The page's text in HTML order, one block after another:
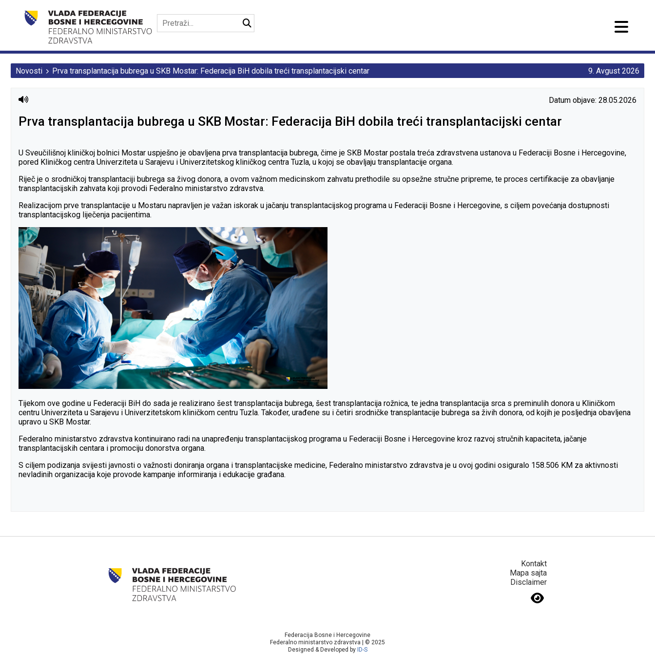
Novosti Prva transplantacija bubrega u SKB Mostar: Federacija BiH dobila treći transplantacijski centar 9. Avgust 2026
Datum objave: 28.05.2026
Prva transplantacija bubrega u SKB Mostar: Federacija BiH dobila treći transplantacijski centar
U Sveučilišnoj kliničkoj bolnici Mostar uspješno je obavljena prva transplantacija bubrega, čime je SKB Mostar postala treća zdravstvena ustanova u Federaciji Bosne i Hercegovine,
pored Kliničkog centra Univerziteta u Sarajevu i Univerzitetskog kliničkog centra Tuzla, u kojoj se obavljaju transplantacije organa.
Riječ je o srodničkoj transplantaciji bubrega sa živog donora, a ovom važnom medicinskom zahvatu prethodile su opsežne stručne pripreme, te proces certifikacije za obavljanje
transplantacijskih zahvata koji provodi Federalno ministarstvo zdravstva.
Realizacijom prve transplantacije u Mostaru napravljen je važan iskorak u jačanju transplantacijskog programa u Federaciji Bosne i Hercegovine, s ciljem povećanja dostupnosti
transplantacijskog liječenja pacijentima.
Tijekom ove godine u Federaciji BiH do sada je realizirano šest transplantacija bubrega, šest transplantacija rožnica, te jedna transplantacija srca s preminulih donora u Kliničkom
centru Univerziteta u Sarajevu i Univerzitetskom kliničkom centru Tuzla. Također, urađene su i četiri srodničke transplantacije bubrega sa živih donora, od kojih je posljednja obavljena
upravo u SKB Mostar.
Federalno ministarstvo zdravstva kontinuirano radi na unapređenju transplantacijskog programa u Federaciji Bosne i Hercegovine kroz razvoj stručnih kapaciteta, jačanje
transplantacijskih centara i promociju donorstva organa.
S ciljem podizanja svijesti javnosti o važnosti doniranja organa i transplantacijske medicine, Federalno ministarstvo zdravstva je u ovoj godini osiguralo 158.506 KM za aktivnosti
nevladinih organizacija koje provode kampanje informiranja i edukacije građana.
Kontakt
Mapa sajta
Disclaimer
Federacija Bosne i Hercegovine
Federalno ministarstvo zdravstva | © 2025
Designed & Developed by ID-S